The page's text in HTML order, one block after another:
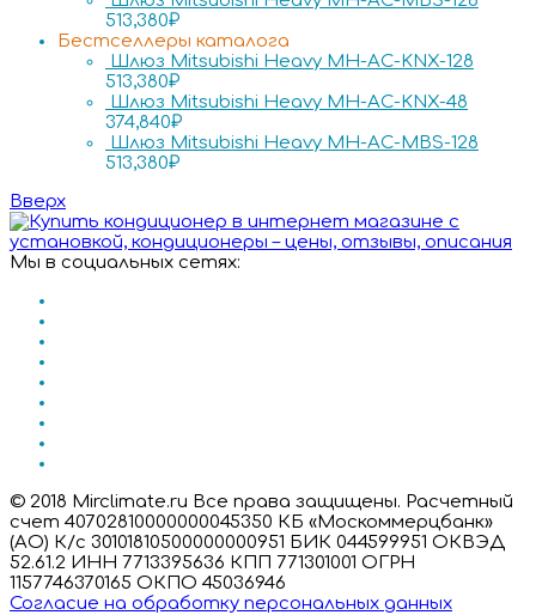
513,380₽
Бестселлеры каталога
Шлюз Mitsubishi Heavy MH-AC-KNX-128
513,380₽
Шлюз Mitsubishi Heavy MH-AC-KNX-48
374,840₽
Шлюз Mitsubishi Heavy MH-AC-MBS-128
513,380₽
Вверх
Мы в социальных сетях:
© 2018 Mirclimate.ru Все права защищены. Расчетный
счет 40702810000000045350 КБ «Москоммерцбанк»
(АО) К/с 30101810500000000951 БИК 044599951 ОКВЭД
52.61.2 ИНН 7713395636 КПП 771301001 ОГРН
1157746370165 ОКПО 45036946
Согласие на обработку персональных данных